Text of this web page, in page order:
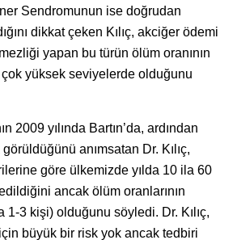
Sendromunun ise doğrudan
dikkat çeken Kılıç, akciğer ödemi
yapan bu türün ölüm oranının
yüksek seviyelerde olduğunu
2009 yılında Bartın’da, ardından
anımsatan Dr. Kılıç,
göre ülkemizde yılda 10 ila 60
ancak ölüm oranlarının
1-3 kişi) olduğunu söyledi. Dr. Kılıç,
büyük bir risk yok ancak tedbiri